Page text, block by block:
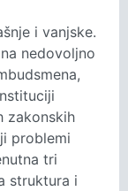
i vanjske.
nedovoljno
zakonskih
problemi
tri
struktura i